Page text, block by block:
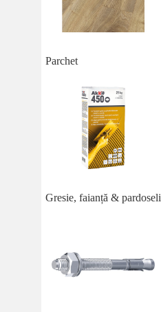
Parchet
Gresie, faianță & pardoseli